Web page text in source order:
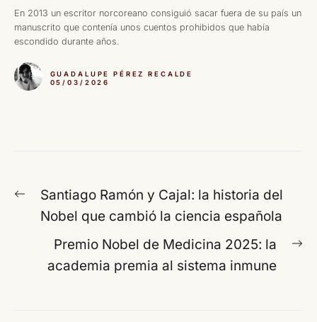
En 2013 un escritor norcoreano consiguió sacar fuera de su país un
manuscrito que contenía unos cuentos prohibidos que había
escondido durante años.
GUADALUPE PÉREZ RECALDE
05/03/2026
Navegación
entradas
Entrada
anterior:
Santiago Ramón y Cajal: la historia del
Nobel que cambió la ciencia española
Premio Nobel de Medicina 2025: la
academia premia al sistema inmune